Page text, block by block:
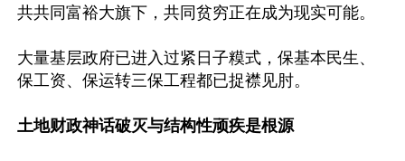
共共同富裕大旗下，共同贫穷正在成为现实可能。
大量基层政府已进入过紧日子糢式，保基本民生、
保工资、保运转三保工程都已捉襟见肘。
土地财政神话破灭与结构性顽疾是根源